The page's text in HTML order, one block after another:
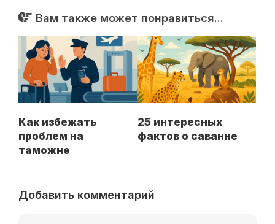
Вам также может понравиться...
Как избежать
проблем на
таможне
25 интересных
фактов о саванне
Добавить комментарий